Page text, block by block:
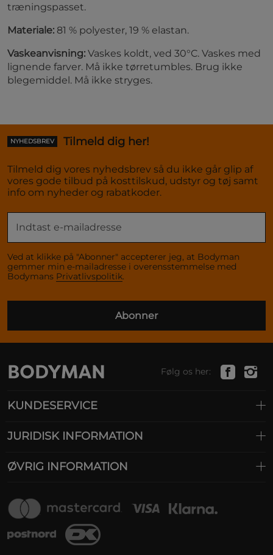
træningspasset.
Materiale: 81 % polyester, 19 % elastan.
Vaskeanvisning: Vaskes koldt, ved 30°C. Vaskes med
lignende farver. Må ikke tørretumbles. Brug ikke
blegemiddel. Må ikke stryges.
NYHEDSBREV Tilmeld dig her!
Tilmeld dig vores nyhedsbrev så du ikke går glip af
vores gode tilbud på kosttilskud, udstyr og tøj samt
info om nyheder og rabatkoder.
Ved at klikke på "Abonner" accepterer jeg, at Bodyman
gemmer min e-mailadresse i overensstemmelse med
Bodymans Privatlivspolitik.
Abonner
Følg os her:
KUNDESERVICE
JURIDISK INFORMATION
ØVRIG INFORMATION